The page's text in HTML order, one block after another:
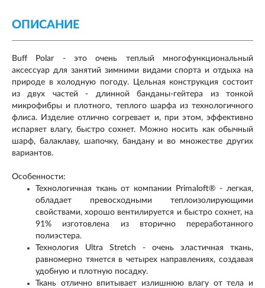
ОПИСАНИЕ
Buff Polar - это очень теплый многофункциональный
аксессуар для занятий зимними видами спорта и отдыха на
природе в холодную погоду. Цельная конструкция состоит
из двух частей - длинной банданы-гейтера из тонкой
микрофибры и плотного, теплого шарфа из технологичного
флиса. Изделие отлично согревает и, при этом, эффективно
испаряет влагу, быстро сохнет. Можно носить как обычный
шарф, балаклаву, шапочку, бандану и во множестве других
вариантов.
Особенности:
Технологичная ткань от компании Primaloft® - легкая,
обладает превосходными теплоизолирующими
свойствами, хорошо вентилируется и быстро сохнет, на
91% изготовлена из вторично переработанного
полиэстера.
Технология Ultra Stretch - очень эластичная ткань,
равномерно тянется в четырех направлениях, создавая
удобную и плотную посадку.
Ткань отлично впитывает излишнюю влагу от тела и